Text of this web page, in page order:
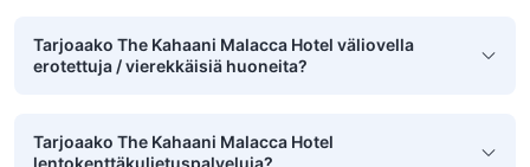
Tarjoaako The Kahaani Malacca Hotel väliovella
erotettuja / vierekkäisiä huoneita?
Tarjoaako The Kahaani Malacca Hotel
lentokenttäkuljetuspalveluja?